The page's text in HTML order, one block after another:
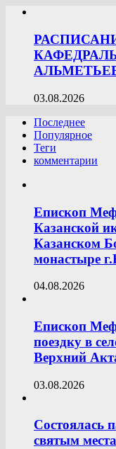
03.08.2026
Последнее
Популярное
Теги
комментарии
Епископ
Казанской
Казанском
монастыре
04.08.2026
Епископ
поездку в
Верхний
03.08.2026
Состоялась
святым